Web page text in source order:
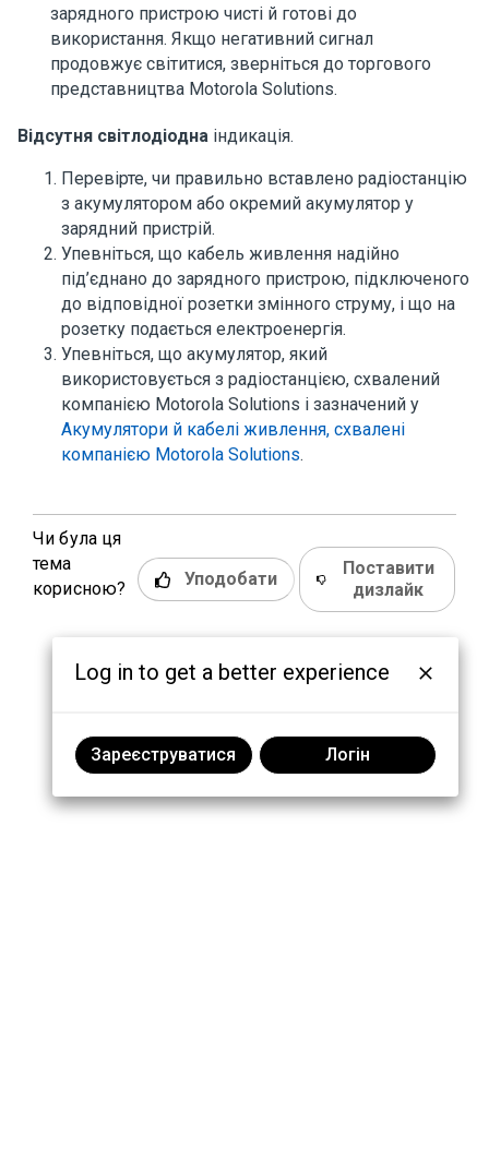
зарядного пристрою чисті й готові до
використання. Якщо негативний сигнал
продовжує світитися, зверніться до торгового
представництва Motorola Solutions.
Відсутня світлодіодна індикація.
Перевірте, чи правильно вставлено радіостанцію
з акумулятором або окремий акумулятор у
зарядний пристрій.
Упевніться, що кабель живлення надійно
під’єднано до зарядного пристрою, підключеного
до відповідної розетки змінного струму, і що на
розетку подається електроенергія.
Упевніться, що акумулятор, який
використовується з радіостанцією, схвалений
компанією Motorola Solutions і зазначений у
Акумулятори й кабелі живлення, схвалені
компанією Motorola Solutions.
Чи була ця
тема
корисною?
Уподобати
Поставити
дизлайк
Log in to get a better experience
Зареєструватися Логін